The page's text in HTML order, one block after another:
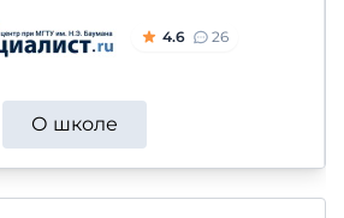
4.6 26
О школе